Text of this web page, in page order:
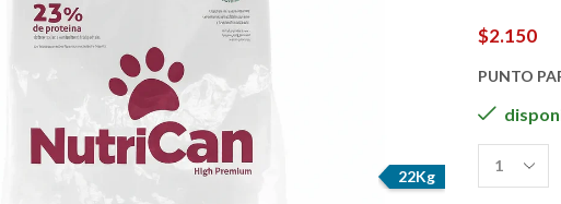
22Kg
$2.150
PUNTO